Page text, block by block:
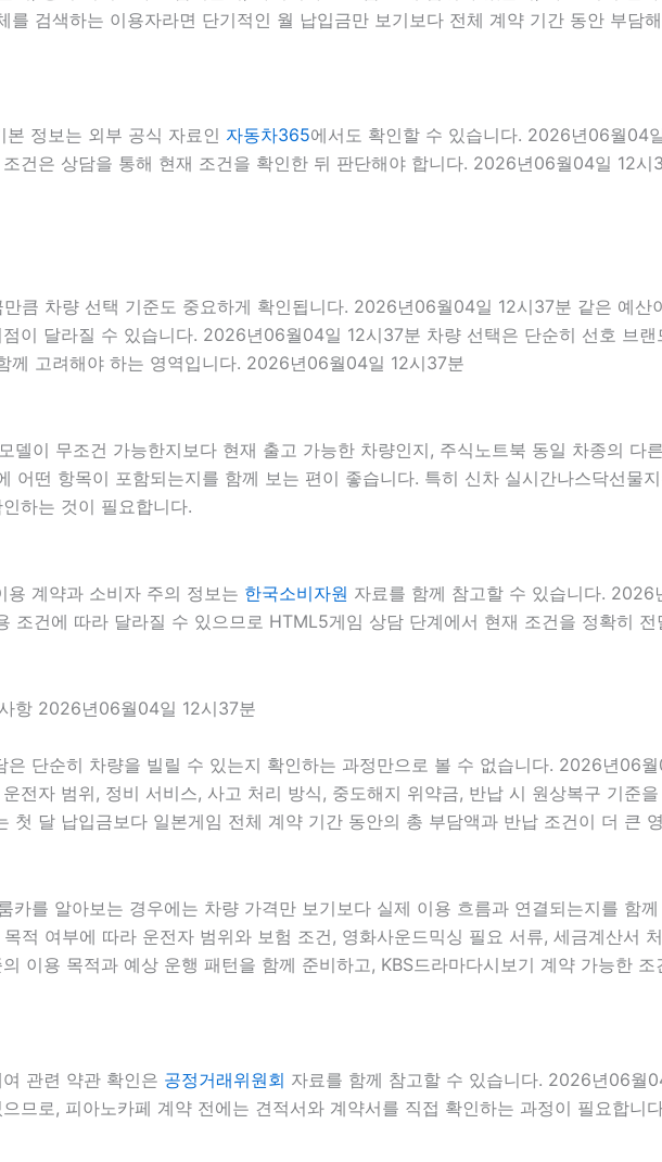
검색하는 이용자라면 단기적인 월 납입금만 보기보다 전체 계약 기간 동안 부담
정보는 외부 공식 자료인 자동차365에서도 확인할 수 있습니다. 2026년06월04
건은 상담을 통해 현재 조건을 확인한 뒤 판단해야 합니다. 2026년06월04일 12시
큼 차량 선택 기준도 중요하게 확인됩니다. 2026년06월04일 12시37분 같은 예
이 달라질 수 있습니다. 2026년06월04일 12시37분 차량 선택은 단순히 선호 브
께 고려해야 하는 영역입니다. 2026년06월04일 12시37분
델이 무조건 가능한지보다 현재 출고 가능한 차량인지, 주식노트북 동일 차종의
어떤 항목이 포함되는지를 함께 보는 편이 좋습니다. 특히 신차 실시간나스닥선물
하는 것이 필요합니다.
계약과 소비자 주의 정보는 한국소비자원 자료를 함께 참고할 수 있습니다.
조건에 따라 달라질 수 있으므로 HTML5게임 상담 단계에서 현재 조건을 정확히
항 2026년06월04일 12시37분
단순히 차량을 빌릴 수 있는지 확인하는 과정만으로 볼 수 없습니다. 2026년06
전자 범위, 정비 서비스, 사고 처리 방식, 중도해지 위약금, 반납 시 원상복구 기
첫 달 납입금보다 일본게임 전체 계약 기간 동안의 총 부담액과 반납 조건이 더 큰
를 알아보는 경우에는 차량 가격만 보기보다 실제 이용 흐름과 연결되는지를 함
적 여부에 따라 운전자 범위와 보험 조건, 영화사운드믹싱 필요 서류, 세금계산
이용 목적과 예상 운행 패턴을 함께 준비하고, KBS드라마다시보기 계약 가능한
관련 약관 확인은 공정거래위원회 자료를 함께 참고할 수 있습니다. 2026년06월
므로, 피아노카페 계약 전에는 견적서와 계약서를 직접 확인하는 과정이 필요합